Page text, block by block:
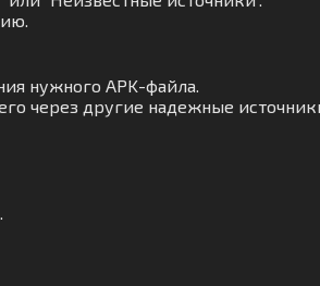
нужного APK-файла.
через другие надежные